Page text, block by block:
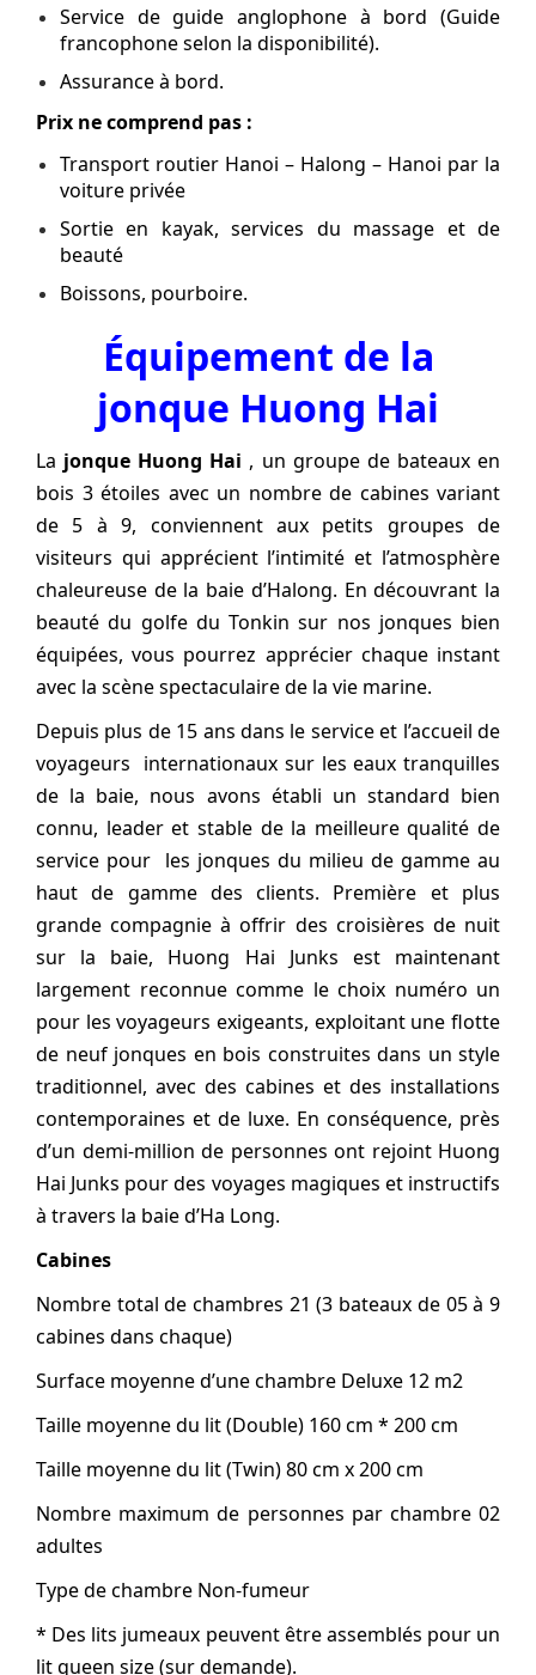
Service de guide anglophone à bord (Guide
francophone selon la disponibilité).
Assurance à bord.
Prix ne comprend pas :
Transport routier Hanoi – Halong – Hanoi par la
voiture privée
Sortie en kayak, services du massage et de
beauté
Boissons, pourboire.
Équipement de la
jonque Huong Hai
La jonque Huong Hai , un groupe de bateaux en
bois 3 étoiles avec un nombre de cabines variant
de 5 à 9, conviennent aux petits groupes de
visiteurs qui apprécient l’intimité et l’atmosphère
chaleureuse de la baie d’Halong. En découvrant la
beauté du golfe du Tonkin sur nos jonques bien
équipées, vous pourrez apprécier chaque instant
avec la scène spectaculaire de la vie marine.
Depuis plus de 15 ans dans le service et l’accueil de
voyageurs internationaux sur les eaux tranquilles
de la baie, nous avons établi un standard bien
connu, leader et stable de la meilleure qualité de
service pour les jonques du milieu de gamme au
haut de gamme des clients. Première et plus
grande compagnie à offrir des croisières de nuit
sur la baie, Huong Hai Junks est maintenant
largement reconnue comme le choix numéro un
pour les voyageurs exigeants, exploitant une flotte
de neuf jonques en bois construites dans un style
traditionnel, avec des cabines et des installations
contemporaines et de luxe. En conséquence, près
d’un demi-million de personnes ont rejoint Huong
Hai Junks pour des voyages magiques et instructifs
à travers la baie d’Ha Long.
Cabines
Nombre total de chambres 21 (3 bateaux de 05 à 9
cabines dans chaque)
Surface moyenne d’une chambre Deluxe 12 m2
Taille moyenne du lit (Double) 160 cm * 200 cm
Taille moyenne du lit (Twin) 80 cm x 200 cm
Nombre maximum de personnes par chambre 02
adultes
Type de chambre Non-fumeur
* Des lits jumeaux peuvent être assemblés pour un
lit queen size (sur demande).